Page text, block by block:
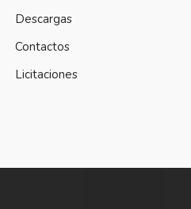
Descargas
Contactos
Licitaciones